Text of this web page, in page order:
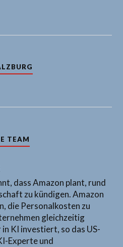
TEAM
dass Amazon plant, rund
zu kündigen. Amazon
die Personalkosten zu
gleichzeitig
KI investiert, so das US-
Experte und